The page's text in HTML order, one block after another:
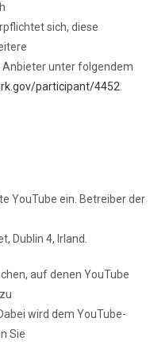
sich, diese
unter folgendem
participant/4452
YouTube ein. Betreiber der
Dublin 4, Irland.
auf denen YouTube
wird dem YouTube-
Sie